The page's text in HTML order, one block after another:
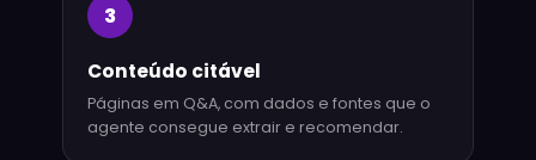
3
Conteúdo citável
Páginas em Q&A, com dados e fontes que o
agente consegue extrair e recomendar.